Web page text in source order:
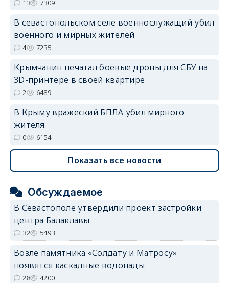
13 7309
В севастопольском селе военнослужащий убил
военного и мирных жителей
4 7235
Крымчанин печатал боевые дроны для СБУ на
3D-принтере в своей квартире
2 6489
В Крыму вражеский БПЛА убил мирного
жителя
0 6154
Показать все новости
Обсуждаемое
В Севастополе утвердили проект застройки
центра Балаклавы
32 5493
Возле памятника «Солдату и Матросу»
появятся каскадные водопады
28 4200